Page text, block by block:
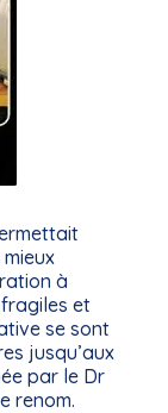
à
fragiles et
se sont
jusqu’aux
par le Dr
renom.